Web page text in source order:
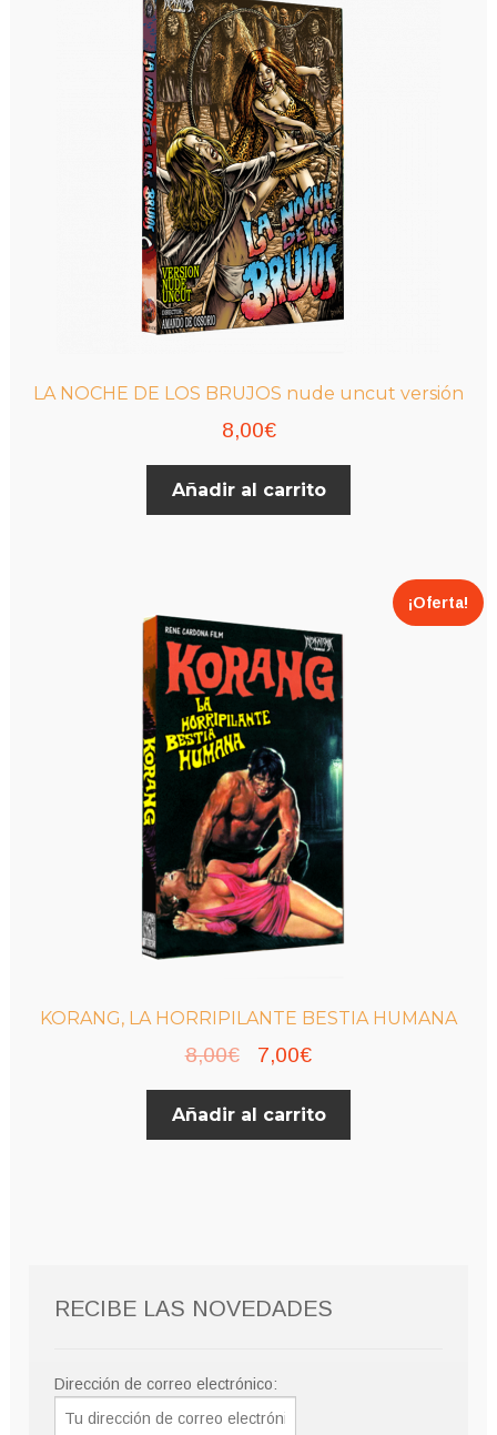
LA NOCHE DE LOS BRUJOS nude uncut versión
8,00€
Añadir al carrito
KORANG, LA HORRIPILANTE BESTIA HUMANA
¡Oferta!
8,00€
El
precio
original
7,00€El
precio
actual
Añadir al carrito
RECIBE LAS NOVEDADES
Dirección de correo electrónico: